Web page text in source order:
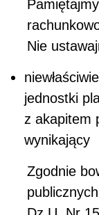
Nie
jednostki
z akapitem
wynikający
Zgodnie